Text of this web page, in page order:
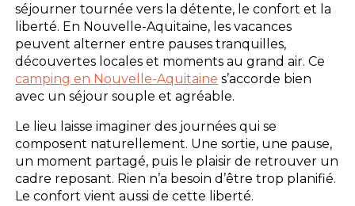
séjourner tournée vers la détente, le confort et la
liberté. En Nouvelle-Aquitaine, les vacances
peuvent alterner entre pauses tranquilles,
découvertes locales et moments au grand air. Ce
camping en Nouvelle-Aquitaine s’accorde bien
avec un séjour souple et agréable.
Le lieu laisse imaginer des journées qui se
composent naturellement. Une sortie, une pause,
un moment partagé, puis le plaisir de retrouver un
cadre reposant. Rien n’a besoin d’être trop planifié.
Le confort vient aussi de cette liberté.